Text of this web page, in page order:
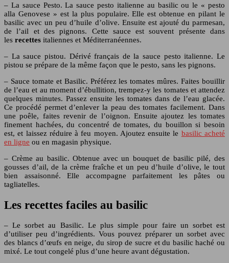
– La sauce Pesto. La sauce pesto italienne au basilic ou le « pesto
alla Genovese » est la plus populaire. Elle est obtenue en pilant le
basilic avec un peu d’huile d’olive. Ensuite est ajouté du parmesan,
de l’ail et des pignons. Cette sauce est souvent présente dans
les recettes italiennes et Méditerranéennes.
– La sauce pistou. Dérivé français de la sauce pesto italienne. Le
pistou se prépare de la même façon que le pesto, sans les pignons.
– Sauce tomate et Basilic. Préférez les tomates mûres. Faites bouillir
de l’eau et au moment d’ébullition, trempez-y les tomates et attendez
quelques minutes. Passez ensuite les tomates dans de l’eau glacée.
Ce procédé permet d’enlever la peau des tomates facilement. Dans
une poêle, faites revenir de l’oignon. Ensuite ajoutez les tomates
finement hachées, du concentré de tomates, du bouillon si besoin
est, et laissez réduire à feu moyen. Ajoutez ensuite le basilic acheté
en ligne ou en magasin physique.
– Crème au basilic. Obtenue avec un bouquet de basilic pilé, des
gousses d’ail, de la crème fraîche et un peu d’huile d’olive, le tout
bien assaisonné. Elle accompagne parfaitement les pâtes ou
tagliatelles.
Les recettes faciles au basilic
– Le sorbet au Basilic. Le plus simple pour faire un sorbet est
d’utiliser peu d’ingrédients. Vous pouvez préparer un sorbet avec
des blancs d’œufs en neige, du sirop de sucre et du basilic haché ou
mixé. Le tout congelé plus d’une heure avant dégustation.